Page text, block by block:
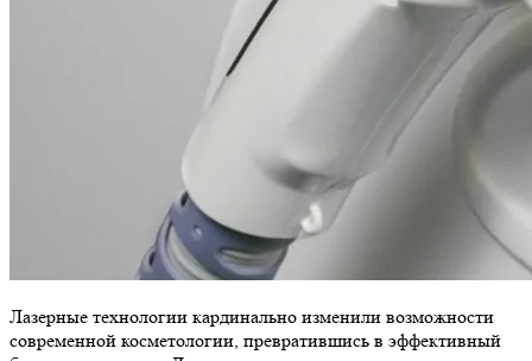
Лазерные технологии кардинально изменили возможности
современной косметологии, превратившись в эффективный